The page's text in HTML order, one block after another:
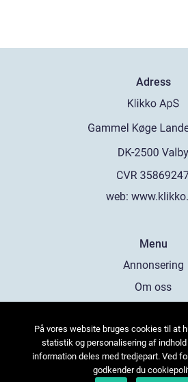
Adress
web:
Menu
Annonsering
Om oss
Kontakta oss
Sitemap
På vores website bruges cookies til at
statistik og personalisering af indhold
information deles med tredjepart. Ved
godkender du